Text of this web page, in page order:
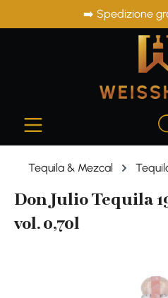
➡️ Spedizione
Tequila & Mezcal
Don Julio Tequila
vol. 0,70l